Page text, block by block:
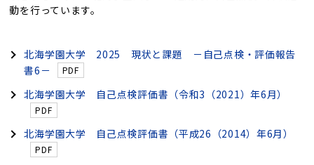
動を行っています。
北海学園大学 2025 現状と課題 －自己点検・評価報告
書6－
北海学園大学 自己点検評価書（令和3（2021）年6月）
北海学園大学 自己点検評価書（平成26（2014）年6月）